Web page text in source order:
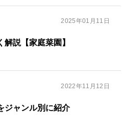
2025年01月11日
説【家庭菜園】
2022年11月12日
ジャンル別に紹介